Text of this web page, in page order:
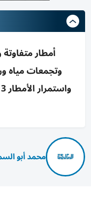
أمطار متفاوتة
وتجمعات مياه
محمد أبو